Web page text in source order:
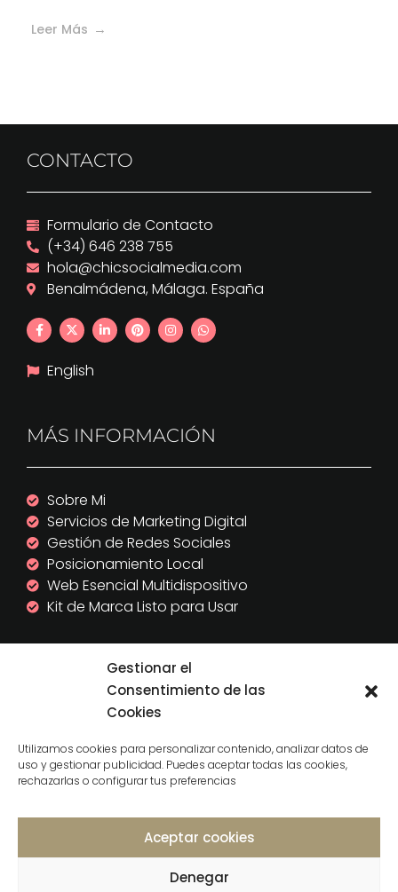
Gestionar el
Consentimiento de las
Cookies
Utilizamos cookies para personalizar contenido, analizar datos de
uso y gestionar publicidad. Puedes aceptar todas las cookies,
rechazarlas o configurar tus preferencias
Aceptar cookies
Denegar
Leer Más
CONTACTO
Formulario de Contacto
(+34) 646 238 755
hola@chicsocialmedia.com
Benalmádena, Málaga. España
English
MÁS INFORMACIÓN
Sobre Mi
Servicios de Marketing Digital
Gestión de Redes Sociales
Posicionamiento Local
Web Esencial Multidispositivo
Kit de Marca Listo para Usar
Aviso Legal
Política de Privacidad
derechos reservados.